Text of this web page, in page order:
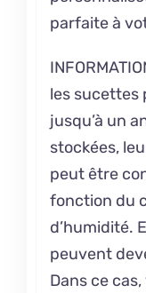
parfaite à
les sucettes
jusqu’à un
stockées,
peut être
fonction du
d’humidité.
peuvent
Dans ce